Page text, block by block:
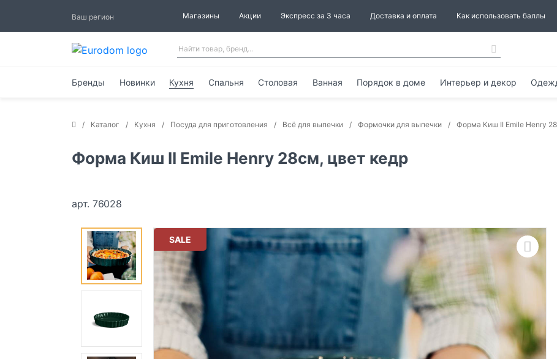
Ваш регион Магазины Акции Экспресс за 3 часа Доставка и оплата Как использовать баллы
Бренды Новинки Кухня Спальня Столовая Ванная Порядок в доме Интерьер и декор
Каталог Кухня Посуда для приготовления Всё для выпечки Формочки для выпечки Форма Киш II Emile Henry
Форма Киш II Emile Henry 28см, цвет кедр
арт. 76028
SALE